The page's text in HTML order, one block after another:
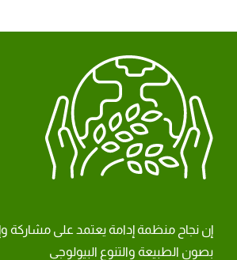
إن نجاح منظمة إدامة يعتمد على مشاركة
بصون الطبيعة والتنوع البيولوجي